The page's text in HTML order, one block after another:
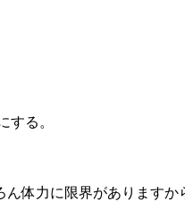
する。
体力に限界があります